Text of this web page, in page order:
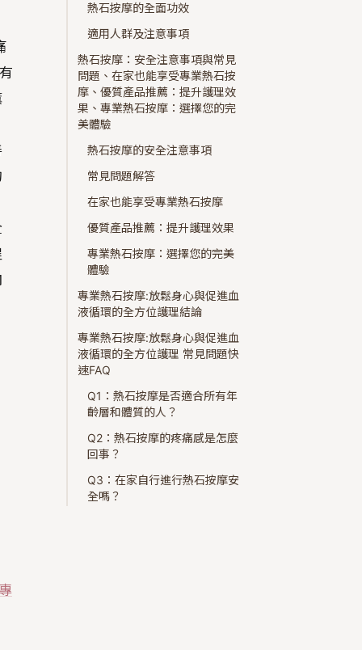
熱石按摩的全面功效
適用人群及注意事項
熱石按摩：安全注意事項與常見
問題、在家也能享受專業熱石按
摩、優質產品推薦：提升護理效
果、專業熱石按摩：選擇您的完
美體驗
熱石按摩的安全注意事項
常見問題解答
在家也能享受專業熱石按摩
優質產品推薦：提升護理效果
專業熱石按摩：選擇您的完美
體驗
專業熱石按摩:放鬆身心與促進血
液循環的全方位護理結論
專業熱石按摩:放鬆身心與促進血
液循環的全方位護理 常見問題快
速FAQ
Q1：熱石按摩是否適合所有年
齡層和體質的人？
Q2：熱石按摩的疼痛感是怎麼
回事？
Q3：在家自行進行熱石按摩安
全嗎？